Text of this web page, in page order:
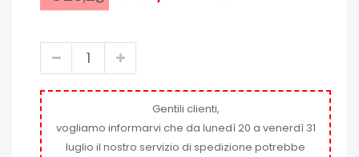
Gentili clienti,
vogliamo informarvi che da lunedì 20 a venerdì 31
luglio il nostro servizio di spedizione potrebbe